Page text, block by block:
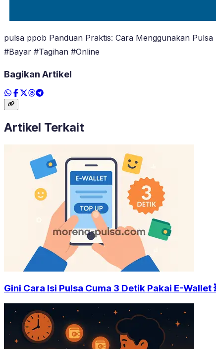
pulsa ppob Panduan Praktis: Cara Menggunakan
#Bayar #Tagihan #Online
Bagikan Artikel
Artikel Terkait
Gini Cara Isi Pulsa Cuma 3 Detik Pakai E-Wallet